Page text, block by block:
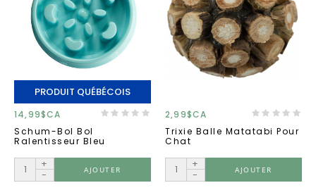
PRODUIT QUÉBÉCOIS
14,99$CA
Schum-Bol Bol
Ralentisseur Bleu
+
-
AJOUTER
2,99$CA
Trixie Balle Matatabi Pour
Chat
+
-
AJOUTER